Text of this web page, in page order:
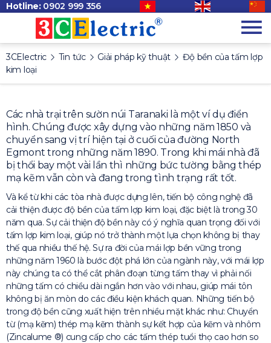
Hotline: 0902 999 356
3CElectric Tin tức Giải pháp kỹ thuật
Độ bền của tấm lợp
kim loại
Các nhà trại trên sườn núi Taranaki là một ví dụ điển
hình. Chúng được xây dựng vào những năm 1850 và
chuyển sang vị trí hiện tại ở cuối của đường North
Egmont trong những năm 1890. Trong khi mái nhà đã
bị thổi bay một vài lần thì những bức tường bằng thép
mạ kẽm vẫn còn và đang trong tình trạng rất tốt.
Và kể từ khi các tòa nhà được dựng lên, tiến bộ công nghệ đã
cải thiện được độ bền của tấm lợp kim loại, đặc biệt là trong 30
năm qua. Sự cải thiện độ bền này có ý nghĩa quan trọng đối với
tấm lợp kim loại, giúp nó trở thành một lựa chọn không bị thay
thế qua nhiều thế hệ. Sự ra đời của mái lợp bền vững trong
những năm 1960 là bước đột phá lớn của ngành này, với mái lợp
này chúng ta có thể cắt phân đoạn từng tấm thay vì phải nối
những tấm có chiều dài ngắn hơn vào với nhau, giúp mái tôn
không bị ăn mòn do các điều kiện khách quan. Những tiến bộ
trong độ bền cũng xuất hiện trên nhiều mặt khác như: Chuyển
từ (mạ kẽm) thép mạ kẽm thành sự kết hợp của kẽm và nhôm
(Zincalume ®) cung cấp cho các tấm thép tuổi thọ cao hơn so